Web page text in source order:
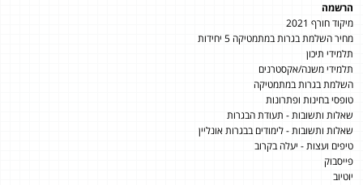
הרשמה
מיקוד חורף 2021
מחיר השלמת בגרות במתמטיקה 5 יחידות
תלמידי תיכון
תלמידי משנה/אקסטרנים
השלמת בגרות במתמטיקה
טופסי בחינות ופתרונות
שאלות ותשובות - תעודת הבגרות
שאלות ותשובות - לימודים בבגרות אונליין
טיפים ועצות - יעלה בקרוב
פייסבוק
יוטיוב